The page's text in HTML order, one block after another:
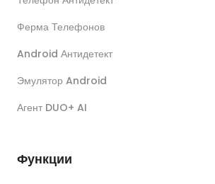
Ферма Телефонов
Android Антидетект
Эмулятор Android
Агент DUO+ AI
Функции